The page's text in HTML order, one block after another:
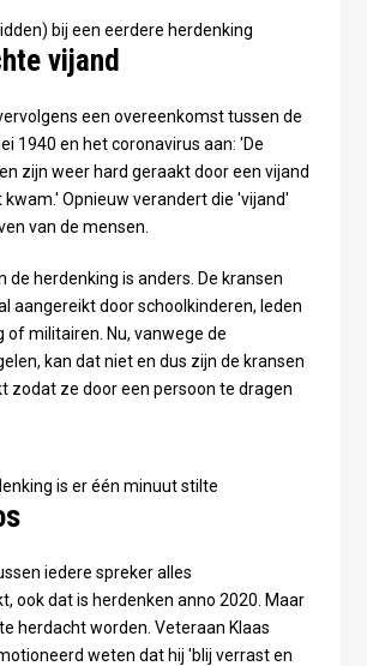
bij een eerdere herdenking
vijand
een overeenkomst tussen de
1940 en het coronavirus aan: 'De
zijn weer hard geraakt door een vijand
Opnieuw verandert die 'vijand'
van de mensen.
de herdenking is anders. De kransen
aangereikt door schoolkinderen, leden
of militairen. Nu, vanwege de
kan dat niet en dus zijn de kransen
zodat ze door een persoon te dragen
is er één minuut stilte
iedere spreker alles
ook dat is herdenken anno 2020. Maar
herdacht worden. Veteraan Klaas
weten dat hij 'blij verrast en